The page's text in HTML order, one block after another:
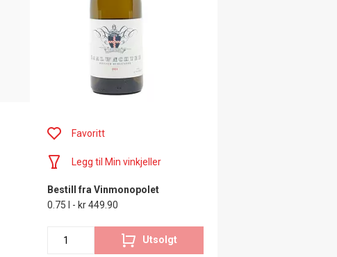
Favoritt
Legg til Min vinkjeller
Bestill fra Vinmonopolet
0.75 l - kr 449.90
Utsolgt